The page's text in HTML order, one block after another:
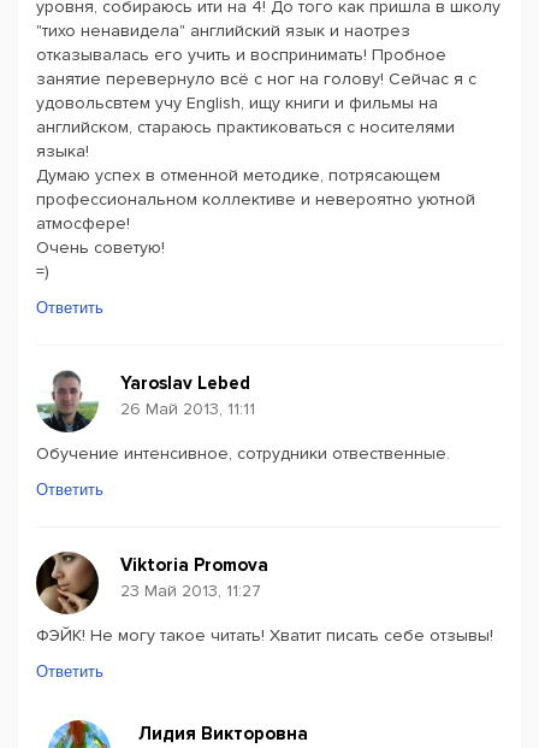
уровня, собираюсь ити на 4! До того как пришла в школу
"тихо ненавидела" английский язык и наотрез
отказывалась его учить и воспринимать! Пробное
занятие перевернуло всё с ног на голову! Сейчас я с
удовольсвтем учу English, ищу книги и фильмы на
английском, стараюсь практиковаться с носителями
языка!
Думаю успех в отменной методике, потрясающем
профессиональном коллективе и невероятно уютной
атмосфере!
Очень советую!
=)
Ответить
Yaroslav Lebed
26 Май 2013, 11:11
Обучение интенсивное, сотрудники отвественные.
Ответить
Viktoria Promova
23 Май 2013, 11:27
ФЭЙК! Не могу такое читать! Хватит писать себе отзывы!
Ответить
Лидия Викторовна